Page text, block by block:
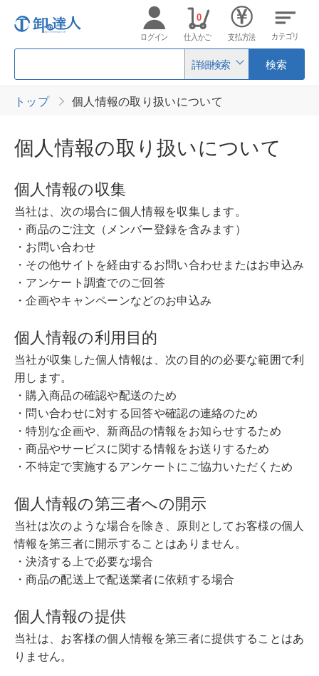
詳細検索 検索
ログイン 仕入かご
0
支払方法 カテゴリ
トップ 個人情報の取り扱いについて
個人情報の取り扱いについて
個人情報の収集
当社は、次の場合に個人情報を収集します。
・商品のご注文（メンバー登録を含みます）
・お問い合わせ
・その他サイトを経由するお問い合わせまたはお申込み
・アンケート調査でのご回答
・企画やキャンペーンなどのお申込み
個人情報の利用目的
当社が収集した個人情報は、次の目的の必要な範囲で利
用します。
・購入商品の確認や配送のため
・問い合わせに対する回答や確認の連絡のため
・特別な企画や、新商品の情報をお知らせするため
・商品やサービスに関する情報をお送りするため
・不特定で実施するアンケートにご協力いただくため
個人情報の第三者への開示
当社は次のような場合を除き、原則としてお客様の個人
情報を第三者に開示することはありません。
・決済する上で必要な場合
・商品の配送上で配送業者に依頼する場合
個人情報の提供
当社は、お客様の個人情報を第三者に提供することはあ
りません。